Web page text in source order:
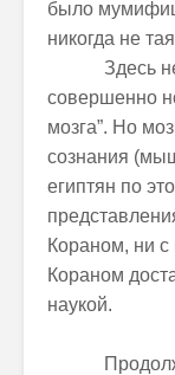
было
никогда не
Здесь
совершенно
мозга”. Но
сознания
египтян по
Кораном, ни с
Кораном
наукой.